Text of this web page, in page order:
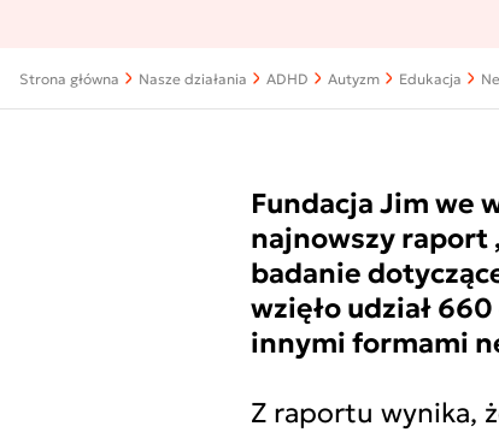
Strona główna Nasze działania ADHD Autyzm Edukacja
Fundacja Jim we
najnowszy raport
badanie
wzięło udział
innymi formami
Z raportu wynika,